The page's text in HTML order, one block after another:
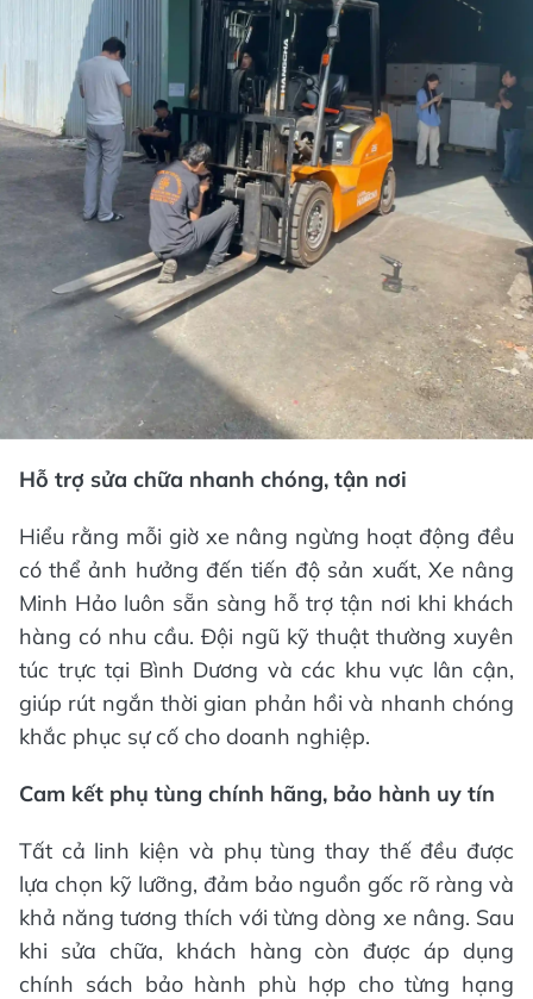
Hỗ trợ sửa chữa nhanh chóng, tận nơi
Hiểu rằng mỗi giờ xe nâng ngừng hoạt động đều
có thể ảnh hưởng đến tiến độ sản xuất, Xe nâng
Minh Hảo luôn sẵn sàng hỗ trợ tận nơi khi khách
hàng có nhu cầu. Đội ngũ kỹ thuật thường xuyên
túc trực tại Bình Dương và các khu vực lân cận,
giúp rút ngắn thời gian phản hồi và nhanh chóng
khắc phục sự cố cho doanh nghiệp.
Cam kết phụ tùng chính hãng, bảo hành uy tín
Tất cả linh kiện và phụ tùng thay thế đều được
lựa chọn kỹ lưỡng, đảm bảo nguồn gốc rõ ràng và
khả năng tương thích với từng dòng xe nâng. Sau
khi sửa chữa, khách hàng còn được áp dụng
chính sách bảo hành phù hợp cho từng hạng